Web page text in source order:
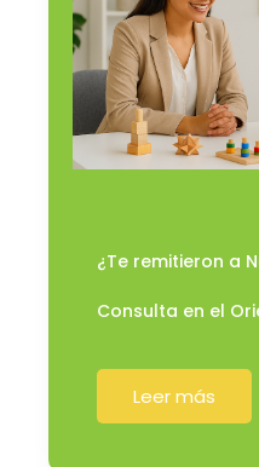
¿Te remitieron a
Consulta en el
Leer más